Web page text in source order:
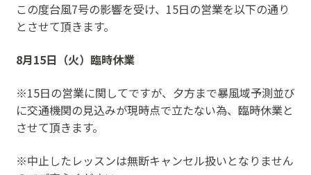
この度台風7号の影響を受け、15日の営業を以下の通り
とさせて頂きます。
8月15日（火）臨時休業
※15日の営業に関してですが、夕方まで暴風域予測並び
に交通機関の見込みが現時点で立たない為、臨時休業と
させて頂きます。
※中止したレッスンは無断キャンセル扱いとなりません